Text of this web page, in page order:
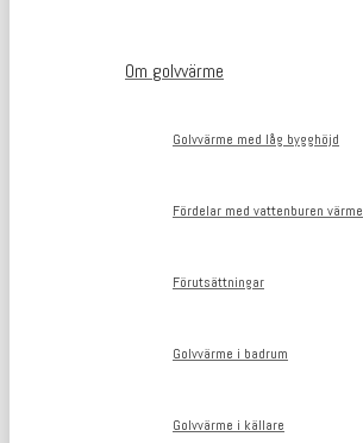
Om golvvärme
Golvvärme med låg bygghöjd
Fördelar med vattenburen värme
Förutsättningar
Golvvärme i badrum
Golvvärme i källare